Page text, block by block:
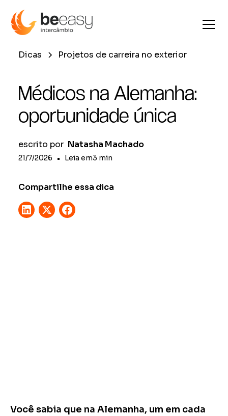
Dicas Projetos de carreira no exterior
Médicos na Alemanha:
oportunidade única
escrito por Natasha Machado
21/7/2026 • Leia em3 min
Compartilhe essa dica
Você sabia que na Alemanha, um em cada